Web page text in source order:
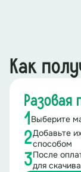
Как
Разовая
1 Выберите
2Добавьте
способом
3После
для